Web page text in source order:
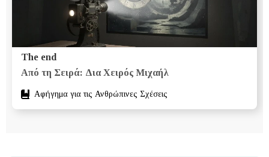
The end
Από τη Σειρά: Δια Χειρός Μιχαήλ
Αφήγημα για τις Ανθρώπινες Σχέσεις